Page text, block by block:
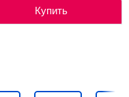
Купить